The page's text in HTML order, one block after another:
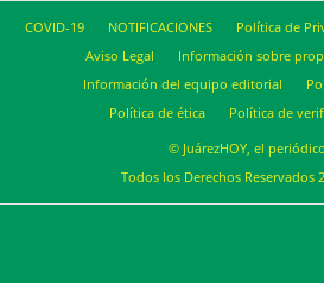
COVID-19 NOTIFICACIONES Política de
Aviso Legal
Información sobre
Información del equipo editorial
Política de ética
Política de
© JuárezHOY, el
Todos los Derechos Reservados